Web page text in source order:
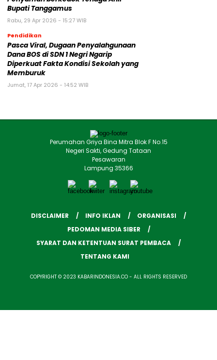
Bupati Tanggamus
Rabu, 29 Apr 2026 - 15:27 WIB
Pendidikan
Pasca Viral, Dugaan Penyalahgunaan
Dana BOS di SDN 1 Negri Ngarip
Diperkuat Fakta Kondisi Sekolah yang
Memburuk
Jumat, 17 Apr 2026 - 14:52 WIB
Perumahan Griya Bina Mitra Blok F No.15
Negeri Sakti, Gedung Tataan
Pesawaran
Lampung 35366
DISCLAIMER INFO IKLAN
ORGANISASI
PEDOMAN MEDIA SIBER
SYARAT DAN KETENTUAN SURAT PEMBACA
TENTANG KAMI
COPYRIGHT © 2023 KABARINDONESIA.CO - ALL RIGHTS RESERVED